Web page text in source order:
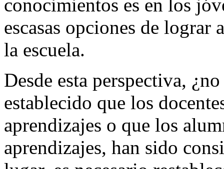
conocimientos es en los
escasas opciones de lograr
la escuela.
Desde esta perspectiva,
establecido que los
aprendizajes o que los
aprendizajes, han sido